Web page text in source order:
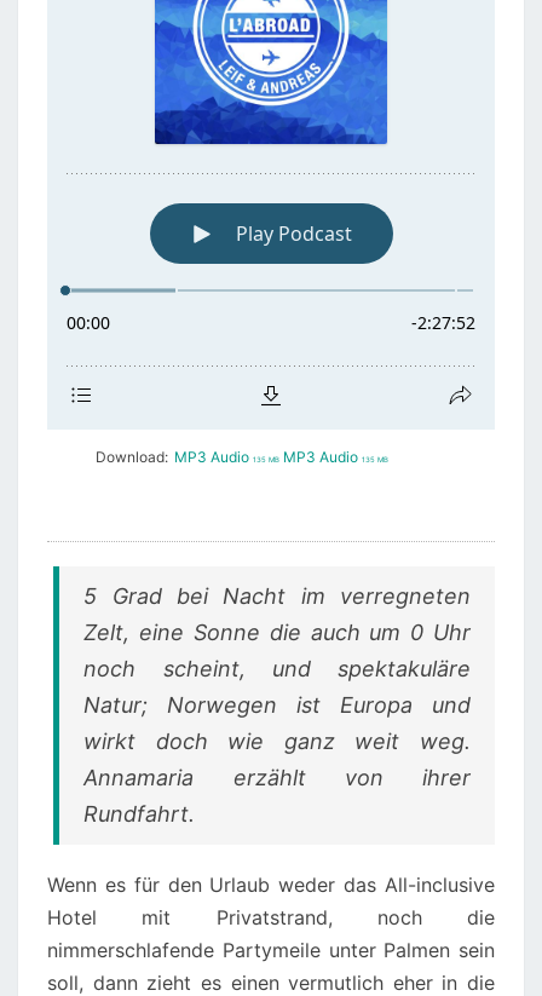
Download: MP3 Audio 135 MB MP3 Audio 135 MB
5 Grad bei Nacht im verregneten
Zelt, eine Sonne die auch um 0 Uhr
noch scheint, und spektakuläre
Natur; Norwegen ist Europa und
wirkt doch wie ganz weit weg.
Annamaria erzählt von ihrer
Rundfahrt.
Wenn es für den Urlaub weder das All-inclusive
Hotel mit Privatstrand, noch die
nimmerschlafende Partymeile unter Palmen sein
soll, dann zieht es einen vermutlich eher in die